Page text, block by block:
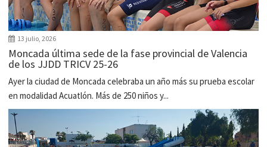
13 julio, 2026
Moncada última sede de la fase provincial de Valencia
de los JJDD TRICV 25-26
Ayer la ciudad de Moncada celebraba un año más su prueba escolar
en modalidad Acuatlón. Más de 250 niños y...